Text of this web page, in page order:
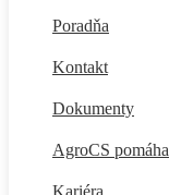
Poradňa
Kontakt
Dokumenty
AgroCS pomáha